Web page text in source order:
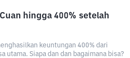
hingga 400% setelah
keuntungan 400% dari
utama. Siapa dan dan bagaimana bisa?